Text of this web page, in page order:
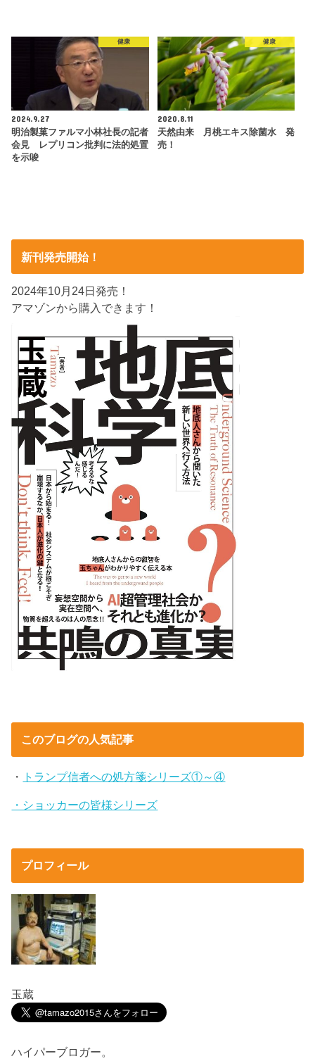
健康
2024.9.27
明治製菓ファルマ小林社長の記者
会見 レプリコン批判に法的処置
を示唆
健康
2020.8.11
天然由来 月桃エキス除菌水 発
売！
新刊発売開始！
2024年10月24日発売！
アマゾンから購入できます！
このブログの人気記事
・ トランプ信者への処方箋シリーズ①～④
・ショッカーの皆様シリーズ
プロフィール
玉蔵
ハイパーブロガー。